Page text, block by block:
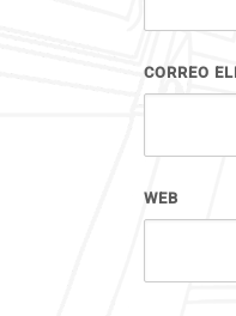
CORREO
WEB